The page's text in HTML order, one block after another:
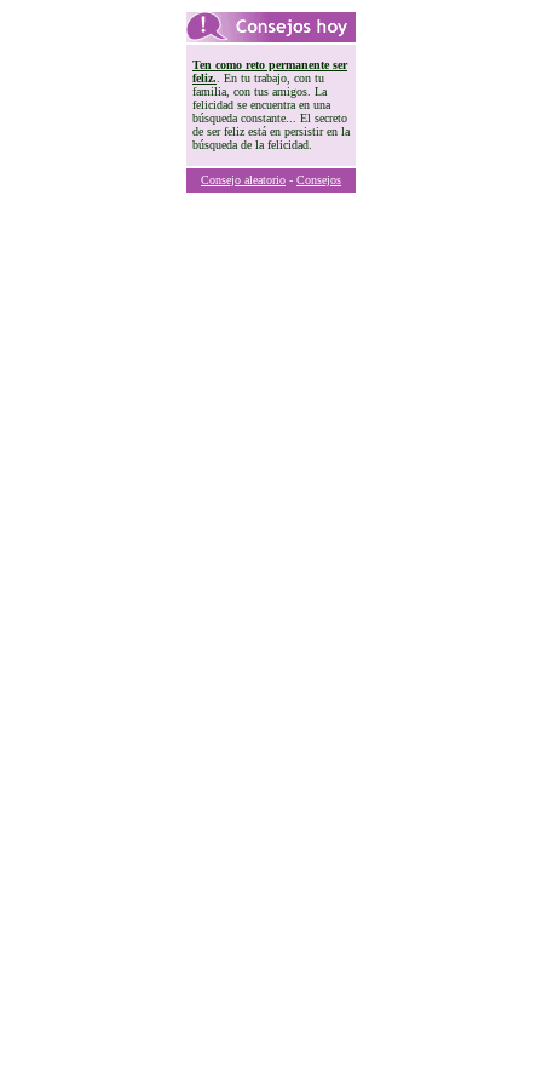
Ten como reto permanente ser
feliz. . En tu trabajo, con tu
familia, con tus amigos. La
felicidad se encuentra en una
búsqueda constante... El secreto
de ser feliz está en persistir en la
búsqueda de la felicidad.
Consejo aleatorio - Consejos